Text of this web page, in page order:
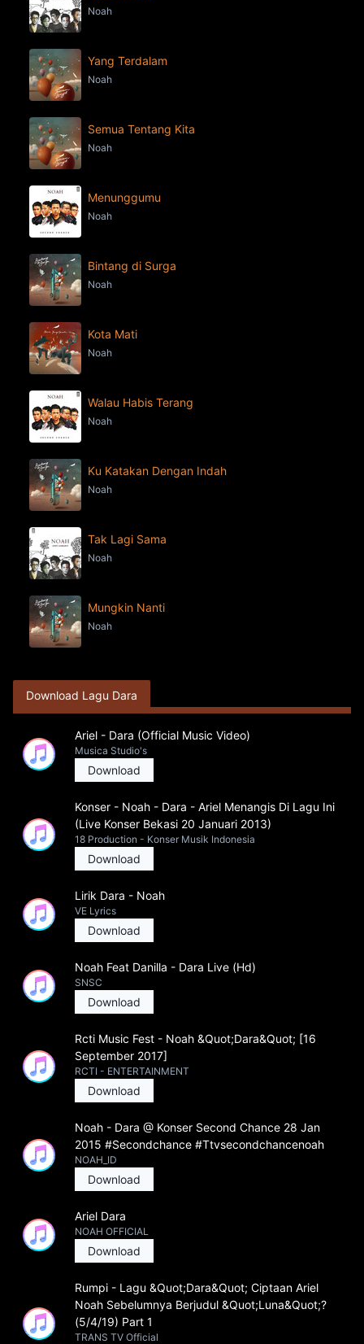
Noah
Yang Terdalam
Noah
Semua Tentang Kita
Noah
Menunggumu
Noah
Bintang di Surga
Noah
Kota Mati
Noah
Walau Habis Terang
Noah
Ku Katakan Dengan Indah
Noah
Tak Lagi Sama
Noah
Mungkin Nanti
Noah
Download Lagu Dara
Ariel - Dara (Official Music Video)
Musica Studio's
Download
Konser - Noah - Dara - Ariel Menangis Di Lagu Ini
(Live Konser Bekasi 20 Januari 2013)
18 Production - Konser Musik Indonesia
Download
Lirik Dara - Noah
VE Lyrics
Download
Noah Feat Danilla - Dara Live (Hd)
SNSC
Download
Rcti Music Fest - Noah &Quot;Dara&Quot; [16
September 2017]
RCTI - ENTERTAINMENT
Download
Noah - Dara @ Konser Second Chance 28 Jan
2015 #Secondchance #Ttvsecondchancenoah
NOAH_ID
Download
Ariel Dara
NOAH OFFICIAL
Download
Rumpi - Lagu &Quot;Dara&Quot; Ciptaan Ariel
Noah Sebelumnya Berjudul &Quot;Luna&Quot;?
(5/4/19) Part 1
TRANS TV Official